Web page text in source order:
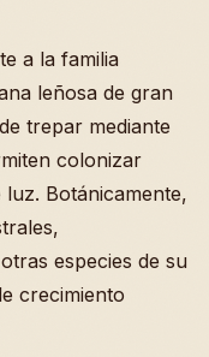
a la familia
leñosa de gran
trepar mediante
colonizar
Botánicamente,
especies de su
crecimiento